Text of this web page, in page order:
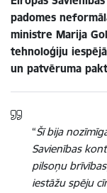
padomes
ministre Marija
tehnoloģiju
un patvēruma
“Šī bija
Savienības
pilsoņu
iestāžu spēju